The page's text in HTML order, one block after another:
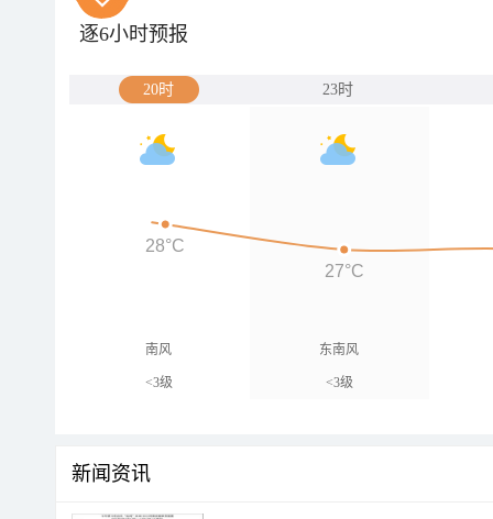
逐6小时预报
20时 23时
南风
<3级
东南风
<3级
28°C
27°C
新闻资讯